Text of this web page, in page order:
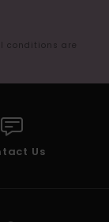
conditions are
Us